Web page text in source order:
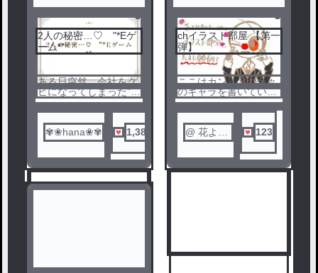
1
«krpt.yajp»
2
2人の秘密…♡ "*Eゲ
ーム*"
ある日突然、会社をク
ビになってしまった"じ
ゃぱぱｯ"、！！
新しい会社を探す
も…、中々見つからず
そこに差し伸べる1つ
の光……！！
だけど…、働くわけで
はないようで……、？
仕事内容はなんと…、
お金持ち大学生のお世
話？！
✾❀hana❀✾ 1,388
chイラスト部屋 【第一
弾】
ここはカンヒュの色々
のキャラを書いていく
場所です！！！
🔞も多分あるか
も…？？
リクエスト大募集で
す！！！
カプや書いて欲しいキ
ャラが居たら
是非💬へ！！
@ 花より
123